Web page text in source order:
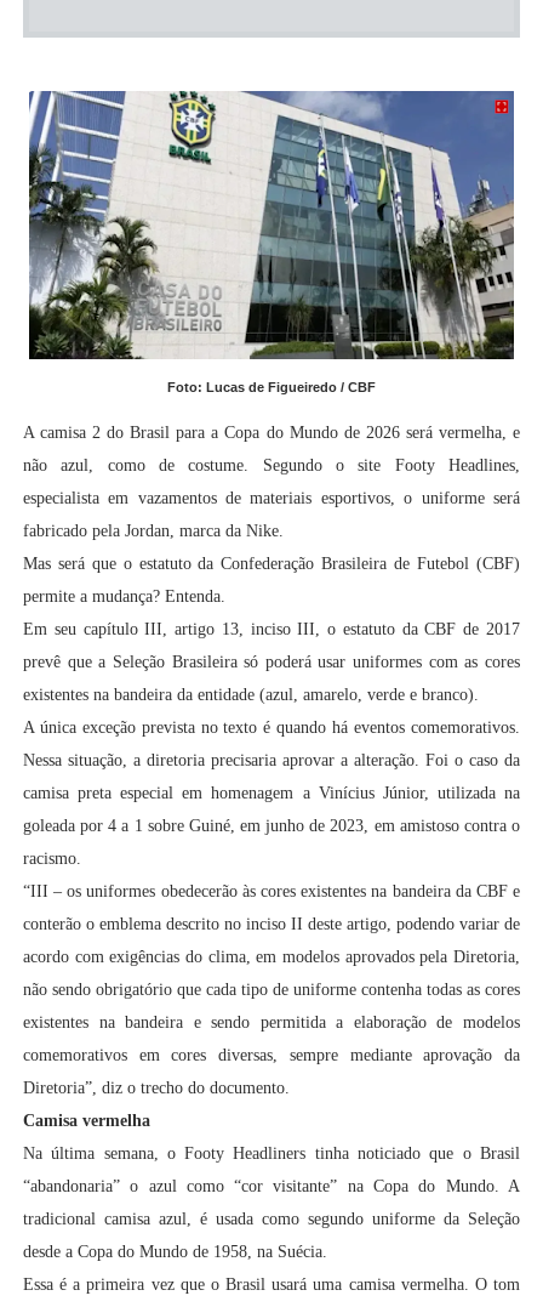
Foto: Lucas de Figueiredo / CBF
A camisa 2 do Brasil para a Copa do Mundo de 2026 será vermelha, e
não azul, como de costume. Segundo o site Footy Headlines,
especialista em vazamentos de materiais esportivos, o uniforme será
fabricado pela Jordan, marca da Nike.
Mas será que o estatuto da Confederação Brasileira de Futebol (CBF)
permite a mudança? Entenda.
Em seu capítulo III, artigo 13, inciso III, o estatuto da CBF de 2017
prevê que a Seleção Brasileira só poderá usar uniformes com as cores
existentes na bandeira da entidade (azul, amarelo, verde e branco).
A única exceção prevista no texto é quando há eventos comemorativos.
Nessa situação, a diretoria precisaria aprovar a alteração. Foi o caso da
camisa preta especial em homenagem a Vinícius Júnior, utilizada na
goleada por 4 a 1 sobre Guiné, em junho de 2023, em amistoso contra o
racismo.
“III – os uniformes obedecerão às cores existentes na bandeira da CBF e
conterão o emblema descrito no inciso II deste artigo, podendo variar de
acordo com exigências do clima, em modelos aprovados pela Diretoria,
não sendo obrigatório que cada tipo de uniforme contenha todas as cores
existentes na bandeira e sendo permitida a elaboração de modelos
comemorativos em cores diversas, sempre mediante aprovação da
Diretoria”, diz o trecho do documento.
Camisa vermelha
Na última semana, o Footy Headliners tinha noticiado que o Brasil
“abandonaria” o azul como “cor visitante” na Copa do Mundo. A
tradicional camisa azul, é usada como segundo uniforme da Seleção
desde a Copa do Mundo de 1958, na Suécia.
Essa é a primeira vez que o Brasil usará uma camisa vermelha. O tom